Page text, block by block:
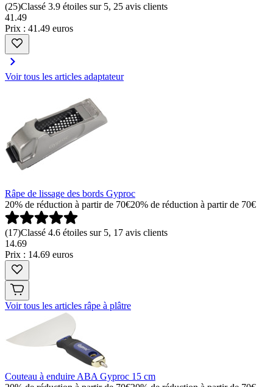
(25)Classé 3.9 étoiles sur 5, 25 avis clients
41 .49
Prix : 41.49 euros
Voir tous les articles adaptateur
Râpe de lissage des bords Gyproc
20% de réduction à partir de 70€20% de réduction à partir de 70€
(17)Classé 4.6 étoiles sur 5, 17 avis clients
14.69
Prix : 14.69 euros
Voir tous les articles râpe à plâtre
Couteau à enduire ABA Gyproc 15 cm